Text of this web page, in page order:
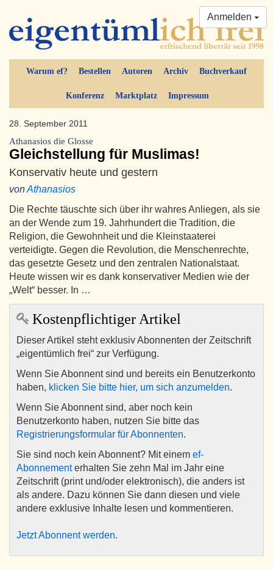
Warum ef? Bestellen Autoren Archiv Buchverkauf
Konferenz Marktplatz Impressum
Anmelden
28. September 2011
Athanasios die Glosse
Gleichstellung für Muslimas!
Konservativ heute und gestern
vonAthanasios
Die Rechte täuschte sich über ihr wahres Anliegen, als sie
an der Wende zum 19. Jahrhundert die Tradition, die
Religion, die Gewohnheit und die Kleinstaaterei
verteidigte. Gegen die Revolution, die Menschenrechte,
das gesetzte Gesetz und den zentralen Nationalstaat.
Heute wissen wir es dank konservativer Medien wie der
„Welt“ besser. In …
Kostenpflichtiger Artikel
Dieser Artikel steht exklusiv Abonnenten der Zeitschrift
„eigentümlich frei“ zur Verfügung.
Wenn Sie Abonnent sind und bereits ein Benutzerkonto
haben, klicken Sie bitte hier, um sich anzumelden.
Wenn Sie Abonnent sind, aber noch kein
Benutzerkonto haben, nutzen Sie bitte das
Registrierungsformular für Abonnenten.
Sie sind noch kein Abonnent? Mit einem ef-
Abonnementerhalten Sie zehn Mal im Jahr eine
Zeitschrift (print und/oder elektronisch), die anders ist
als andere. Dazu können Sie dann diesen und viele
andere exklusive Inhalte lesen und kommentieren.
Jetzt Abonnent werden.